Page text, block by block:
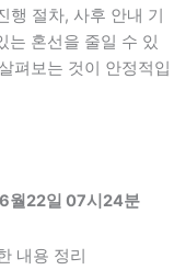
행 절차, 사후 안내 기
는 혼선을 줄일 수 있
펴보는 것이 안정적입
월22일 07시24분
내용 정리